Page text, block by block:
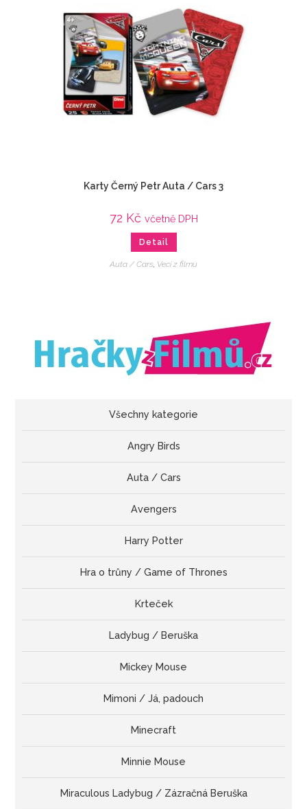
Karty Černý Petr Auta / Cars 3
72 Kč včetně DPH
Detail
Auta / Cars Veci z filmu
Všechny kategorie
Angry Birds
Auta / Cars
Avengers
Harry Potter
Hra o trůny / Game of Thrones
Krteček
Ladybug / Beruška
Mickey Mouse
Mimoni / Já, padouch
Minecraft
Minnie Mouse
Miraculous Ladybug / Zázračná Beruška